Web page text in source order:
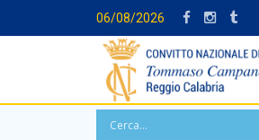
06/08/2026